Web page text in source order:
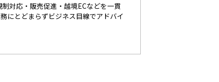
対応・販売促進・越境ECなどを一貫
にとどまらずビジネス目線でアドバイ